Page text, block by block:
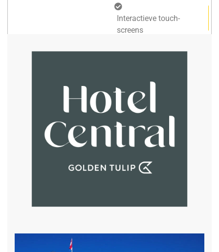
Interactieve touch-
screens
gratis draadloos internet